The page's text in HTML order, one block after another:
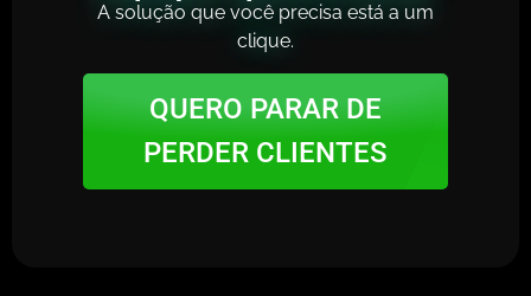
A solução que você precisa está a um
clique.
QUERO PARAR DE
PERDER CLIENTES